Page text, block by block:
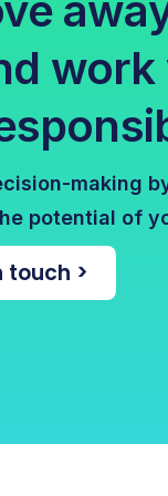
making
potential of
touch >